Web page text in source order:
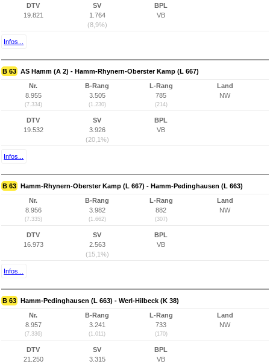
DTV
19.821
SV
1.764
(8,9%)
BPL
VB
Infos...
B 63 AS Hamm (A 2) - Hamm-Rhynern-Oberster Kamp (L 667)
Nr.
8.955
(7.334)
B-Rang
3.505
(1.230)
L-Rang
785
(214)
Land
NW
DTV
19.532
SV
3.926
(20,1%)
BPL
VB
Infos...
B 63 Hamm-Rhynern-Oberster Kamp (L 667) - Hamm-Pedinghausen (L 663)
Nr.
8.956
(7.335)
B-Rang
3.982
(1.662)
L-Rang
882
(307)
Land
NW
DTV
16.973
SV
2.563
(15,1%)
BPL
VB
Infos...
B 63 Hamm-Pedinghausen (L 663) - Werl-Hilbeck (K 38)
Nr.
8.957
(7.336)
B-Rang
3.241
(1.011)
L-Rang
733
(170)
Land
NW
DTV
21.250
SV
3.315
BPL
VB